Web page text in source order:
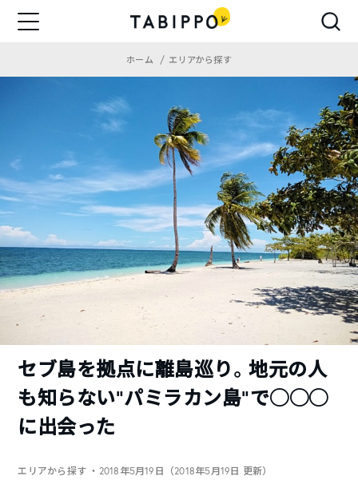
ホーム エリアから探す
セブ島を拠点に離島巡り。地元の人
も知らない“パミラカン島“で◯◯◯
に出会った
エリアから探す ・2018年5月19日（2018年5月19日 更新）